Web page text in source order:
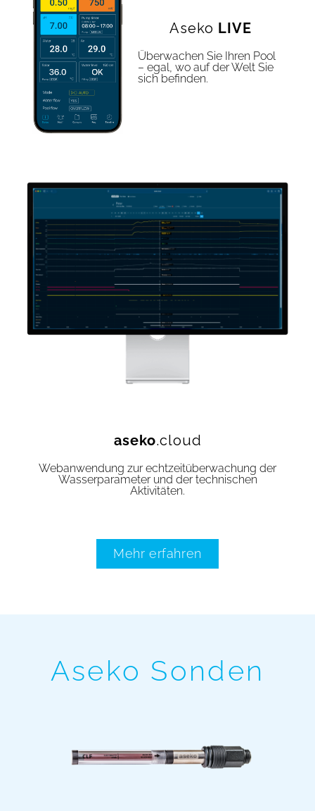
Aseko LIVE
Überwachen Sie Ihren Pool
– egal, wo auf der Welt Sie
sich befinden.
aseko.cloud
Webanwendung zur echtzeitüberwachung der
Wasserparameter und der technischen
Aktivitäten.
Mehr erfahren
Aseko Sonden